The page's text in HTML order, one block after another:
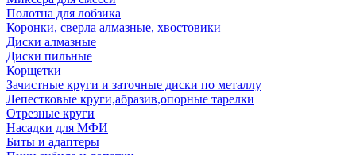
Полотна для лобзика
Коронки, сверла алмазные, хвостовики
Диски алмазные
Диски пильные
Корщетки
Зачистные круги и заточные диски по металлу
Лепестковые круги,абразив,опорные тарелки
Отрезные круги
Насадки для МФИ
Биты и адаптеры